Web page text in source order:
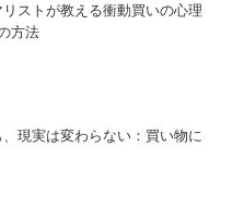
ストが教える衝動買いの心理
方法
現実は変わらない：買い物に